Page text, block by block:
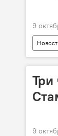
9
Мост
Три
9